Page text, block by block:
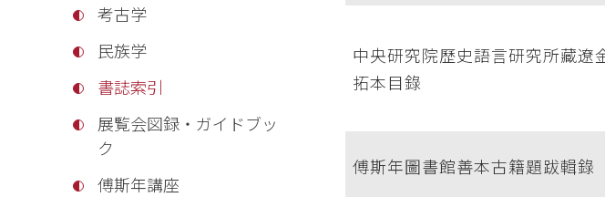
考古学
民族学
書誌索引
展覧会図録・ガイドブッ
ク
傅斯年講座
中央研究院歷史語言研究所藏遼
拓本目錄
傅斯年圖書館善本古籍題跋輯錄